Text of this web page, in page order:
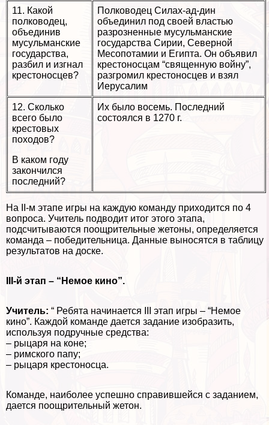
11. Какой
полководец,
объединив
мусульманские
государства,
разбил и изгнал
крестоносцев?
Полководец Силах-ад-дин
объединил под своей властью
разрозненные мусульманские
государства Сирии, Северной
Месопотамии и Египта. Он объявил
крестоносцам “священную войну”,
разгромил крестоносцев и взял
Иерусалим
12. Сколько
всего было
крестовых
походов?
В каком году
закончился
последний?
Их было восемь. Последний
состоялся в 1270 г.
На II-м этапе игры на каждую комaнду приходится по 4
вопроса. Учитель подводит итог этого этапа,
подсчитываются поощрительные жетоны, определяется
комaнда – победительница. Данные выносятся в таблицу
результатов на доске.
III-й этап – “Немое кино”.
Учитель: “ Ребята начинается III этап игры – “Немое
кино”. Каждой комaнде дается задание изобразить,
используя подручные средства:
– рыцаря на коне;
– римского папу;
– рыцаря крестоносца.
Комaнде, наиболее успешно справившейся с заданием,
дается поощрительный жетон.